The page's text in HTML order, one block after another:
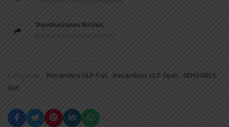
Devoluciones fáciles.
Rápido y sin complicaciones
Categories: Recambios GLP Fiat, Recambios GLP Opel, SENSORES
GLP